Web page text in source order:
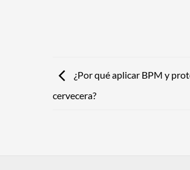
¿Por qué aplicar BPM y
cervecera?